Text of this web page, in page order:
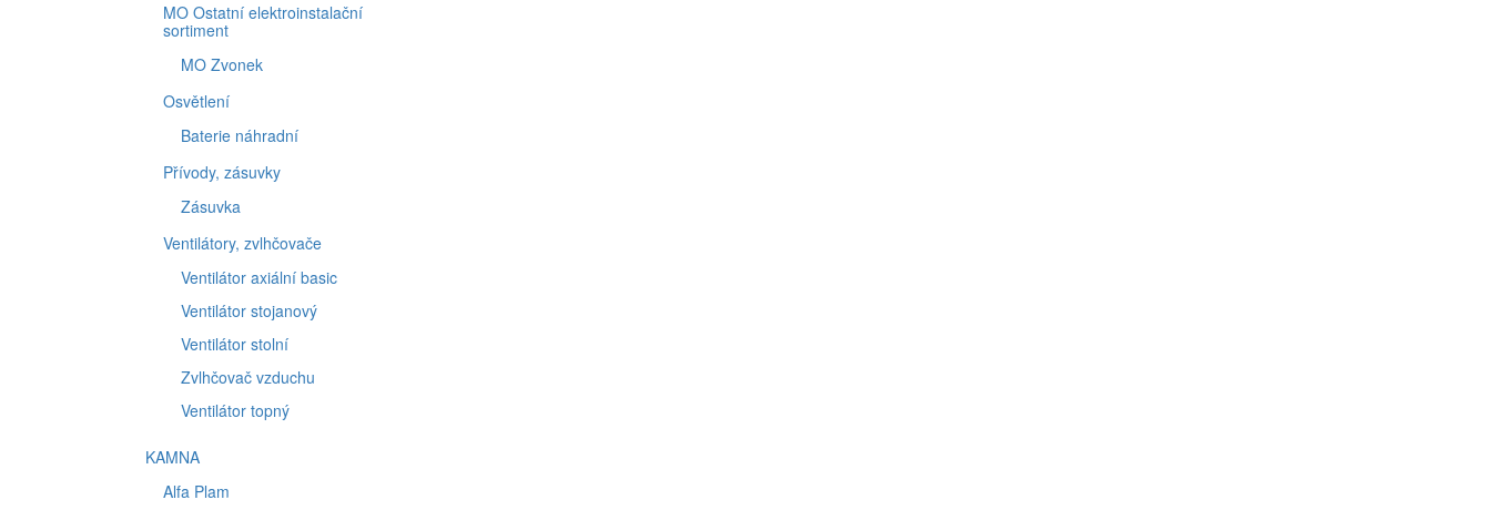
MO Ostatní elektroinstalační
sortiment
MO Zvonek
Osvětlení
Baterie náhradní
Přívody, zásuvky
Zásuvka
Ventilátory, zvlhčovače
Ventilátor axiální basic
Ventilátor stojanový
Ventilátor stolní
Zvlhčovač vzduchu
Ventilátor topný
KAMNA
Alfa Plam